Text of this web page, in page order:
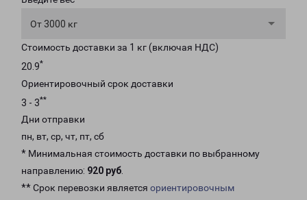
От 3000 кг
Стоимость доставки за 1 кг (включая НДС)
20.9*
Ориентировочный срок доставки
3 - 3**
Дни отправки
пн, вт, ср, чт, пт, сб
* Минимальная стоимость доставки по выбранному
направлению: 920 руб.
** Срок перевозки является ориентировочным